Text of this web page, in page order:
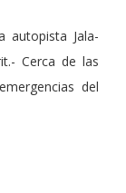
autopista Jala-
Cerca de las
del